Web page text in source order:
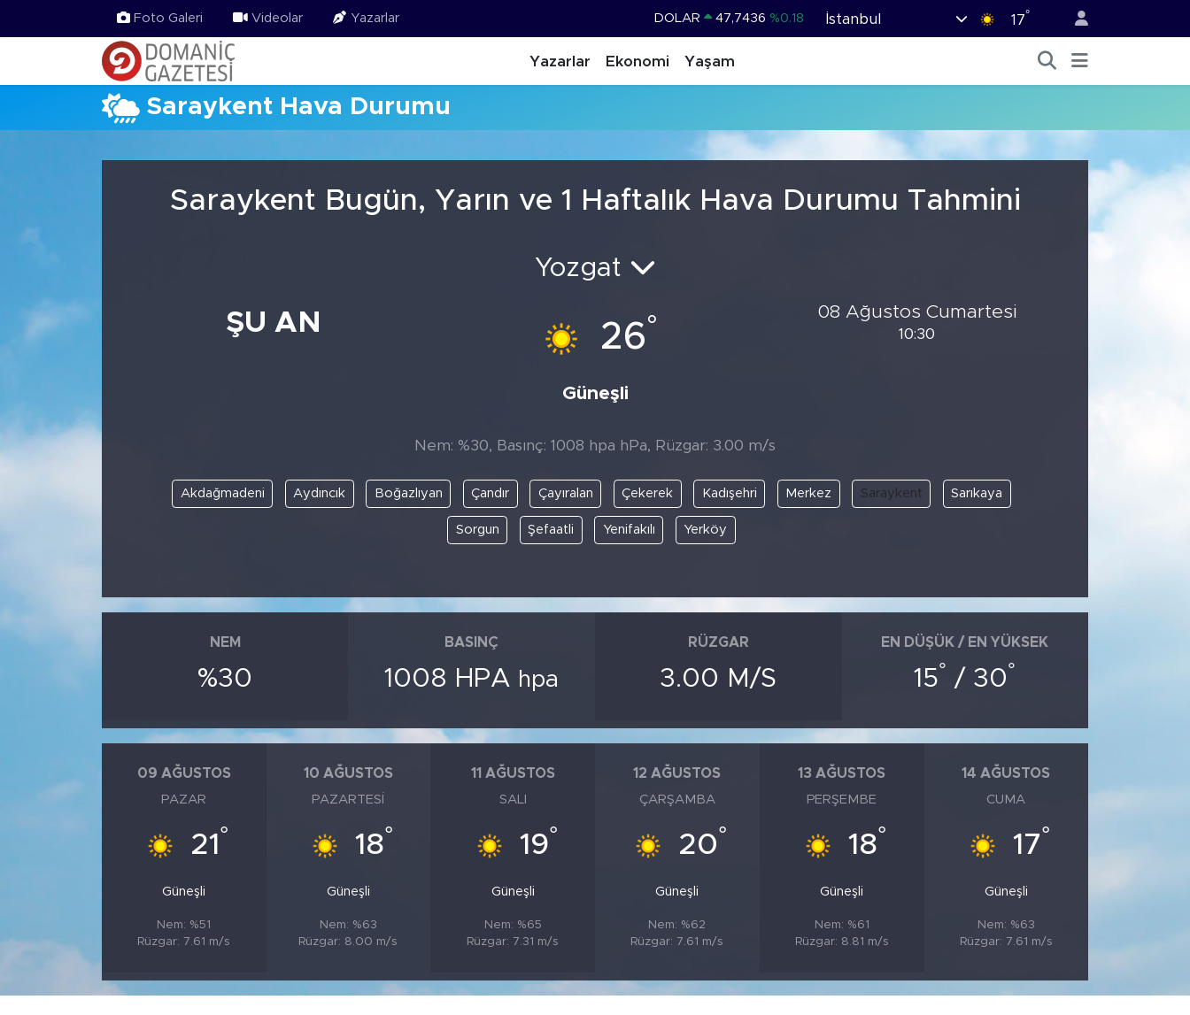
Foto Galeri Videolar Yazarlar DOLAR 47,7436 %0.18
STERLİN 64,4811 %0.38
BİST100 13.779
İstanbul 17°
Yazarlar Ekonomi Yaşam
Saraykent Hava Durumu
Saraykent Bugün, Yarın ve 1 Haftalık Hava Durumu Tahmini
ŞU AN
Yozgat
26°
Güneşli
08 Ağustos Cumartesi
10:30
Nem: %30, Basınç: 1008 hpa hPa, Rüzgar: 3.00 m/s
Akdağmadeni Aydıncık Boğazlıyan Çandır Çayıralan Çekerek Kadışehri Merkez Saraykent Sarıkaya
Sorgun Şefaatli Yenifakılı Yerköy
NEM
%30
BASINÇ
1008 HPA hpa
RÜZGAR
3.00 M/S
EN DÜŞÜK / EN YÜKSEK
15° / 30°
09 AĞUSTOS
PAZAR
21 °
Güneşli
Nem: %51
Rüzgar: 7.61 m/s
10 AĞUSTOS
PAZARTESI
18°
Güneşli
Nem: %63
Rüzgar: 8.00 m/s
11 AĞUSTOS
SALI
19°
Güneşli
Nem: %65
Rüzgar: 7.31 m/s
12 AĞUSTOS
ÇARŞAMBA
20°
Güneşli
Nem: %62
Rüzgar: 7.61 m/s
13 AĞUSTOS
PERŞEMBE
18°
Güneşli
Nem: %61
Rüzgar: 8.81 m/s
14 AĞUSTOS
CUMA
17°
Güneşli
Nem: %63
Rüzgar: 7.61 m/s